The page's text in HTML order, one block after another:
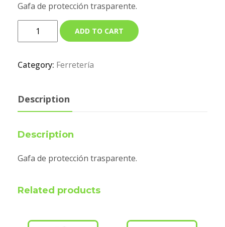
Gafa de protección trasparente.
ADD TO CART
Category: Ferretería
Description
Description
Gafa de protección trasparente.
Related products